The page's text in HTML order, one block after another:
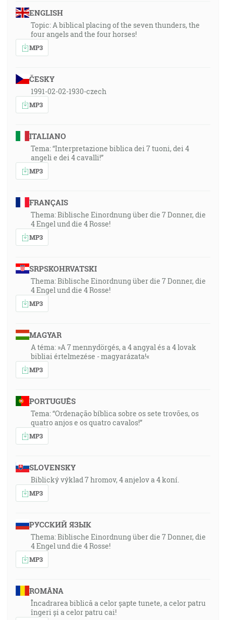
ENGLISH
Topic: A biblical placing of the seven thunders, the
four angels and the four horses!
MP3
ČESKY
1991-02-02-1930-czech
MP3
ITALIANO
Tema: “Interpretazione biblica dei 7 tuoni, dei 4
angeli e dei 4 cavalli!”
MP3
FRANÇAIS
Thema: Biblische Einordnung über die 7 Donner, die
4 Engel und die 4 Rosse!
MP3
SRPSKOHRVATSKI
Thema: Biblische Einordnung über die 7 Donner, die
4 Engel und die 4 Rosse!
MP3
MAGYAR
A téma: »A 7 mennydörgés, a 4 angyal és a 4 lovak
bibliai értelmezése - magyarázata!«
MP3
PORTUGUÊS
Tema: “Ordenação bíblica sobre os sete trovões, os
quatro anjos e os quatro cavalos!”
MP3
SLOVENSKY
Biblický výklad 7 hromov, 4 anjelov a 4 koní.
MP3
РУССКИЙ ЯЗЫК
Thema: Biblische Einordnung über die 7 Donner, die
4 Engel und die 4 Rosse!
MP3
ROMÂNA
Încadrarea biblică a celor șapte tunete, a celor patru
îngeri și a celor patru cai!